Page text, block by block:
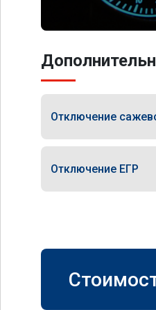
Отключение
Отключение ЕГР